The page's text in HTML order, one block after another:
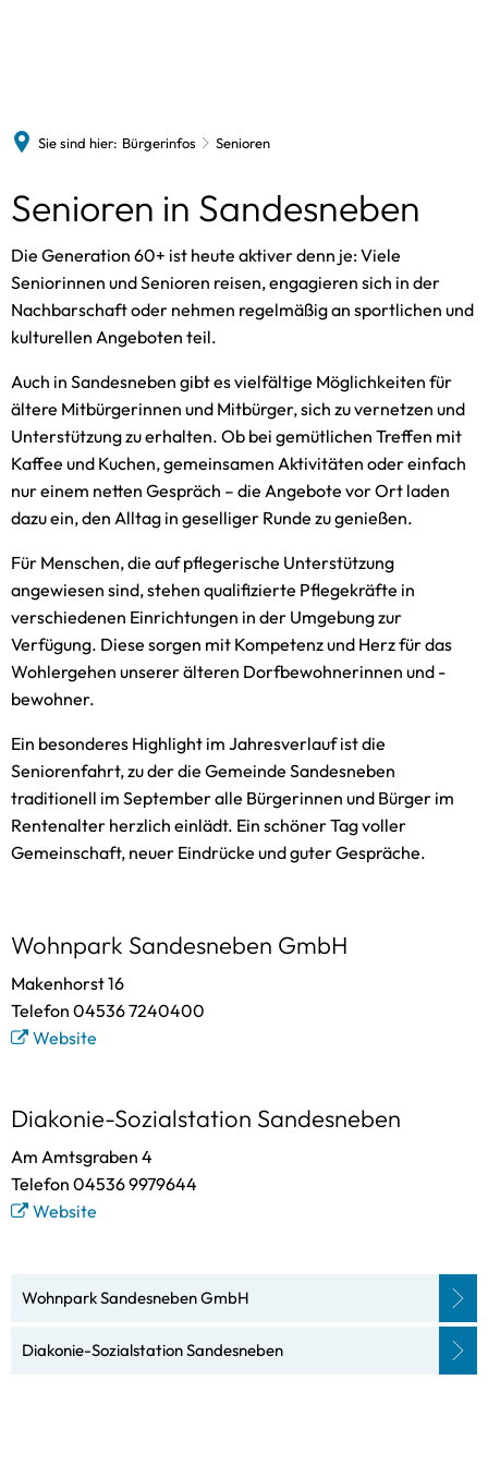
St. Marienkirche
Senioren
Bürgerbus
Bücherei
Spielothek
Schwimmbad
Freiwillige Feuerwehr
Sie sind hier: Bürgerinfos Senioren
Senioren in Sandesneben
Die Generation 60+ ist heute aktiver denn je: Viele
Seniorinnen und Senioren reisen, engagieren sich in der
Nachbarschaft oder nehmen regelmäßig an sportlichen und
kulturellen Angeboten teil.
Auch in Sandesneben gibt es vielfältige Möglichkeiten für
ältere Mitbürgerinnen und Mitbürger, sich zu vernetzen und
Unterstützung zu erhalten. Ob bei gemütlichen Treffen mit
Kaffee und Kuchen, gemeinsamen Aktivitäten oder einfach
nur einem netten Gespräch – die Angebote vor Ort laden
dazu ein, den Alltag in geselliger Runde zu genießen.
Für Menschen, die auf pflegerische Unterstützung
angewiesen sind, stehen qualifizierte Pflegekräfte in
verschiedenen Einrichtungen in der Umgebung zur
Verfügung. Diese sorgen mit Kompetenz und Herz für das
Wohlergehen unserer älteren Dorfbewohnerinnen und -
bewohner.
Ein besonderes Highlight im Jahresverlauf ist die
Seniorenfahrt, zu der die Gemeinde Sandesneben
traditionell im September alle Bürgerinnen und Bürger im
Rentenalter herzlich einlädt. Ein schöner Tag voller
Gemeinschaft, neuer Eindrücke und guter Gespräche.
Wohnpark Sandesneben GmbH
Makenhorst 16
Telefon 04536 7240400
Website
Diakonie-Sozialstation Sandesneben
Am Amtsgraben 4
Telefon 04536 9979644
Website
Wohnpark Sandesneben GmbH
Diakonie-Sozialstation Sandesneben